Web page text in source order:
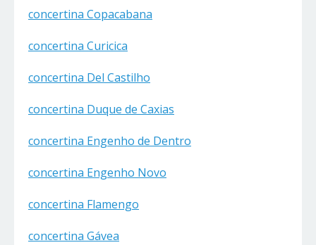
concertina Copacabana
concertina Curicica
concertina Del Castilho
concertina Duque de Caxias
concertina Engenho de Dentro
concertina Engenho Novo
concertina Flamengo
concertina Gávea